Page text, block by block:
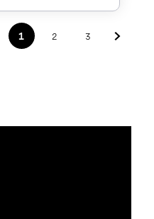
1 2 3